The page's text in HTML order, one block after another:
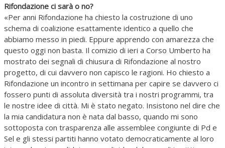
Rifondazione ci sarà o no?
«Per anni Rifondazione ha chiesto la costruzione di uno
schema di coalizione esattamente identico a quello che
abbiamo messo in piedi. Eppure apprendo con amarezza che
questo oggi non basta. Il comizio di ieri a Corso Umberto ha
mostrato dei segnali di chiusura di Rifondazione al nostro
progetto, di cui davvero non capisco le ragioni. Ho chiesto a
Rifondazione un incontro in settimana per capire se davvero ci
fossero punti di assoluta diversità tra i nostri programmi, tra
le nostre idee di città. Mi è stato negato. Insistono nel dire che
la mia candidatura non è nata dal basso, quando mi sono
sottoposta con trasparenza alle assemblee congiunte di Pd e
Sel e gli stessi partiti hanno votato democraticamente al loro